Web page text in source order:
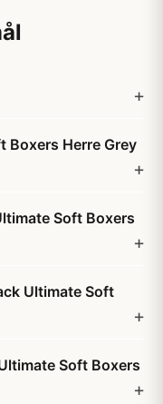
Boxers Herre Grey
Soft Boxers
Ultimate Soft
Soft Boxers